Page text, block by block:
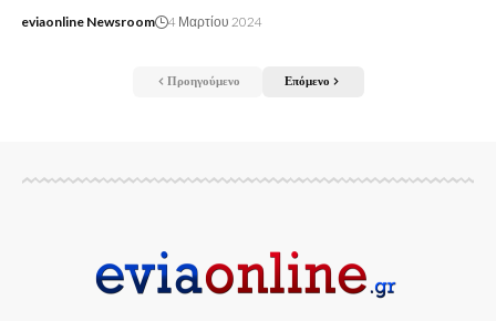
eviaonline Newsroom 4 Μαρτίου 2024
Προηγούμενο Επόμενο